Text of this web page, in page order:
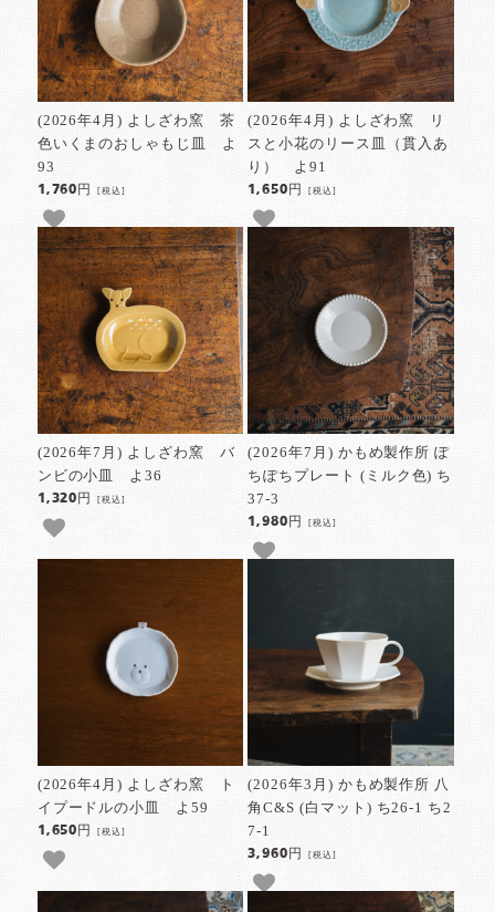
(2026年4月) よしざわ窯 茶
色いくまのおしゃもじ皿 よ
93
1,760円[税込]
(2026年4月) よしざわ窯 リ
スと小花のリース皿（貫入あ
り） よ91
1,650円 [税込]
(2026年7月) よしざわ窯 バ
ンビの小皿 よ36
1,320円[税込]
(2026年7月) かもめ製作所 ぽ
ちぽちプレート (ミルク色) ち
37-3
1,980円 [税込]
(2026年4月) よしざわ窯 ト
イプードルの小皿 よ59
1,650円[税込]
(2026年3月) かもめ製作所 八
角C&S (白マット) ち26-1 ち2
7-1
3,960円 [税込]